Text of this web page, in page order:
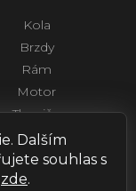
Dalším
souhlas s
zde.
Kola
Brzdy
Rám
Motor
Tlumiče
a ovládaní